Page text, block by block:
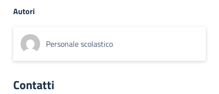
Autori
Personale scolastico
Contatti